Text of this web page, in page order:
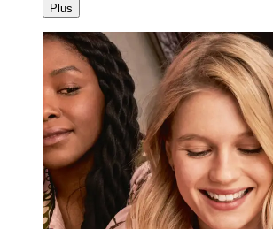
Plus